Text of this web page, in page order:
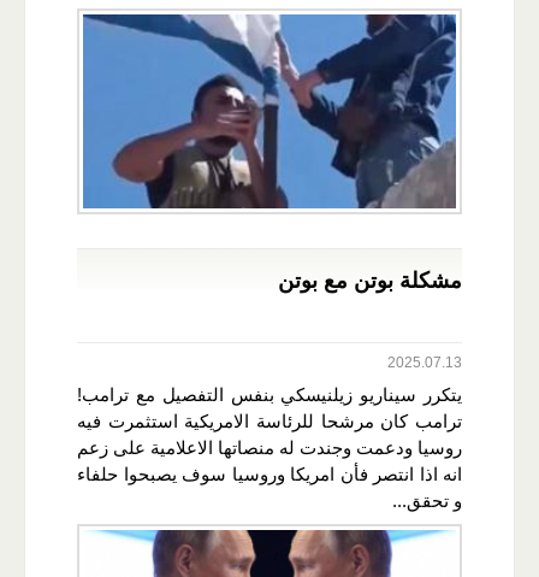
مشكلة بوتن مع بوتن
2025.07.13
يتكرر سيناريو زيلنيسكي بنفس التفصيل مع ترامب!
ترامب كان مرشحا للرئاسة الامريكية استثمرت فيه
روسيا ودعمت وجندت له منصاتها الاعلامية على زعم
انه اذا انتصر فأن امريكا وروسيا سوف يصبحوا حلفاء
و تحقق...